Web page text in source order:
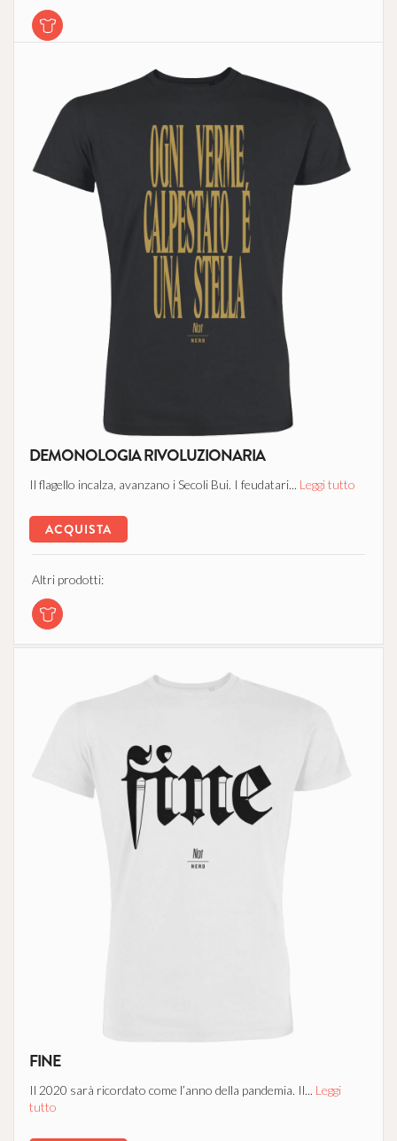
DEMONOLOGIA RIVOLUZIONARIA
Il flagello incalza, avanzano i Secoli Bui. I feudatari... Leggi tutto
ACQUISTA
Altri prodotti:
FINE
Il 2020 sarà ricordato come l’anno della pandemia. Il... Leggi
tutto